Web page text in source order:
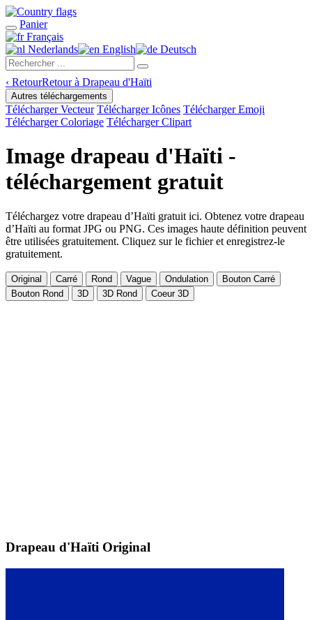
Panier
Français
Nederlands
English Deutsch
‹ RetourRetour à Drapeau d'Haïti
Autres téléchargements
Télécharger Vecteur Télécharger Icônes Télécharger Emoji
Télécharger Coloriage Télécharger Clipart
Image drapeau d'Haïti -
téléchargement gratuit
Téléchargez votre drapeau d’Haïti gratuit ici. Obtenez votre drapeau
d’Haïti au format JPG ou PNG. Ces images haute définition peuvent
être utilisées gratuitement. Cliquez sur le fichier et enregistrez-le
gratuitement.
Original Carré Rond Vague Ondulation
Bouton Carré
Bouton Rond
3D 3D Rond Coeur 3D
Drapeau d'Haïti Original